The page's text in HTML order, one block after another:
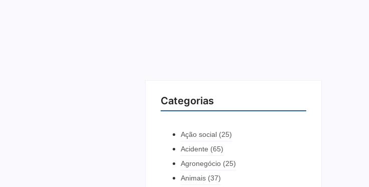
Categorias
Ação social (25)
Acidente (65)
Agronegócio (25)
Animais (37)